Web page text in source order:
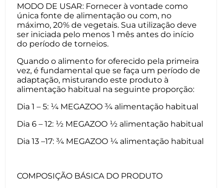
MODO DE USAR: Fornecer à vontade como
única fonte de alimentação ou com, no
máximo, 20% de vegetais. Sua utilização deve
ser iniciada pelo menos 1 mês antes do início
do período de torneios.
Quando o alimento for oferecido pela primeira
vez, é fundamental que se faça um período de
adaptação, misturando este produto à
alimentação habitual na seguinte proporção:
Dia 1 – 5: ¼ MEGAZOO ¾ alimentação habitual
Dia 6 – 12: ½ MEGAZOO ½ alimentação habitual
Dia 13 –17: ¾ MEGAZOO ¼ alimentação habitual
COMPOSIÇÃO BÁSICA DO PRODUTO